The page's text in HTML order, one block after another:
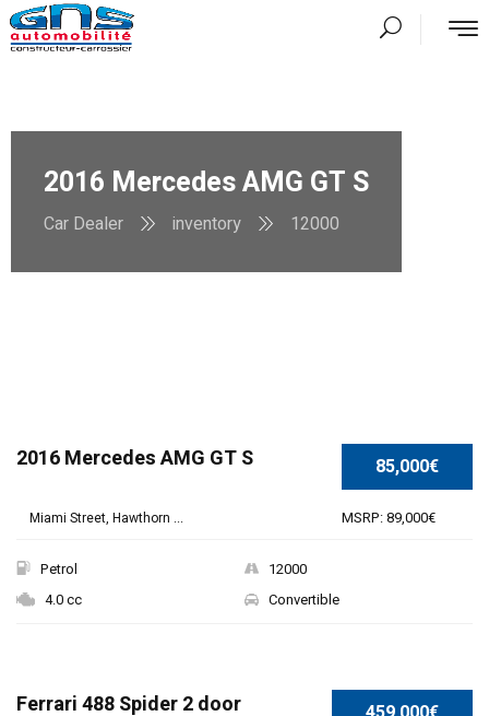
2016 Mercedes AMG GT S
Car Dealer inventory 12000
SPECIAL 85,000€
MSRP: 89,000€
2016 Mercedes AMG GT S
Miami Street, Hawthorn ...
Petrol
12000
4.0 cc
Convertible
Ferrari 488 Spider 2 door